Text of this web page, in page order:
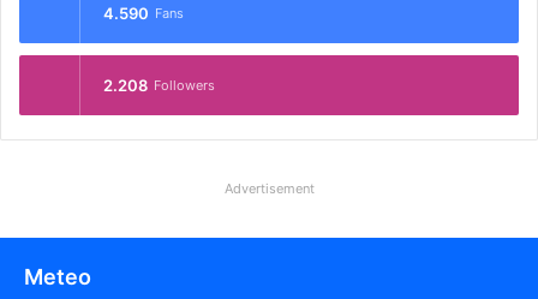
4.590 Fans
2.208 Followers
Advertisement
Meteo